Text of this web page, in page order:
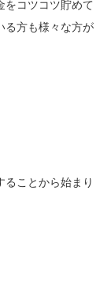
をコツコツ貯めて
る方も様々な方が
ることから始まり